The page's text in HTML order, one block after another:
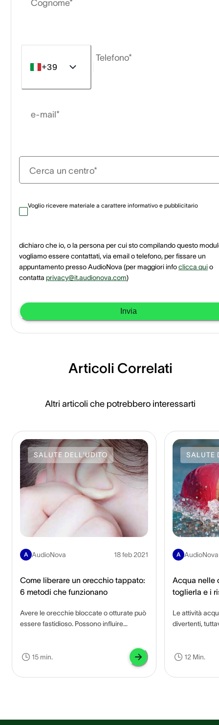
Cognome*
+39
Telefono*
e-mail*
Cerca un centro*
Voglio ricevere materiale a carattere informativo e pubblicitario
dichiaro che io, o la persona per cui sto compilando questo
vogliamo essere contattati, via email o telefono, per fissare un
appuntamento presso AudioNova (per maggiori infoclicca quio
contatta privacy@it.audionova.com)
Invia
Articoli Correlati
Altri articoli che potrebbero interessarti
SALUTE DELL'UDITO
A AudioNova 18 feb 2021
Come liberare un orecchio tappato:
6 metodi che funzionano
Avere le orecchie bloccate o otturate può
essere fastidioso. Possono influire
Inoltre, un trattamento errato delle
orecchie bloccate può ulteriormente
peggiorare la situazione. Questa guida
disponibili in farmacia, le potenziali
15 min.
SALUTE
A AudioNova
Acqua nelle
toglierla e i
Le attività
divertenti,
ritrovarti le
12 Min.